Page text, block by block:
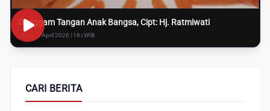
Genggam Tangan Anak Bangsa, Cipt: Hj. Ratmiwati
Rabu, 8 April 2026 | 16:i WIB
CARI BERITA